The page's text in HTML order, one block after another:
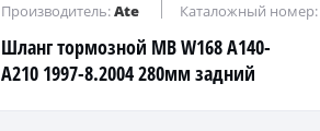
Шланг тормозной MB W168 A140-
A210 1997-8.2004 280мм задний
Производитель:Ate Каталожный номер: